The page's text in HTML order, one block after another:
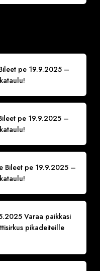
pe 19.9.2025 –
pe 19.9.2025 –
Bileet pe 19.9.2025 –
Varaa paikkasi
pikadeiteille